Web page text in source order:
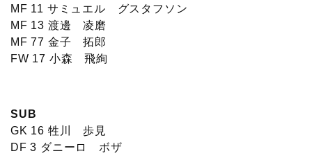
MF 11 サミュエル グスタフソン
MF 13 渡邊 凌磨
MF 77 金子 拓郎
FW 17 小森 飛絢
SUB
GK 16 牲川 歩見
DF 3 ダニーロ ボザ